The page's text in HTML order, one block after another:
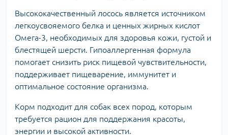
Высококачественный лосось является источником
легкоусвояемого белка и ценных жирных кислот
Омега-3, необходимых для здоровья кожи, густой и
блестящей шерсти. Гипоаллергенная формула
помогает снизить риск пищевой чувствительности,
поддерживает пищеварение, иммунитет и
оптимальное состояние организма.
Корм подходит для собак всех пород, которым
требуется рацион для поддержания красоты,
энергии и высокой активности.